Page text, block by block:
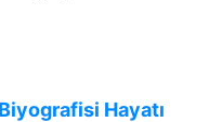
Hayatı